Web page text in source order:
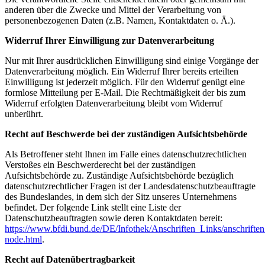
anderen über die Zwecke und Mittel der Verarbeitung von
personenbezogenen Daten (z.B. Namen, Kontaktdaten o. Ä.).
Widerruf Ihrer Einwilligung zur Datenverarbeitung
Nur mit Ihrer ausdrücklichen Einwilligung sind einige Vorgänge der
Datenverarbeitung möglich. Ein Widerruf Ihrer bereits erteilten
Einwilligung ist jederzeit möglich. Für den Widerruf genügt eine
formlose Mitteilung per E-Mail. Die Rechtmäßigkeit der bis zum
Widerruf erfolgten Datenverarbeitung bleibt vom Widerruf
unberührt.
Recht auf Beschwerde bei der zuständigen Aufsichtsbehörde
Als Betroffener steht Ihnen im Falle eines datenschutzrechtlichen
Verstoßes ein Beschwerderecht bei der zuständigen
Aufsichtsbehörde zu. Zuständige Aufsichtsbehörde bezüglich
datenschutzrechtlicher Fragen ist der Landesdatenschutzbeauftragte
des Bundeslandes, in dem sich der Sitz unseres Unternehmens
befindet. Der folgende Link stellt eine Liste der
Datenschutzbeauftragten sowie deren Kontaktdaten bereit:
https://www.bfdi.bund.de/DE/Infothek/Anschriften_Links/
node.html.
Recht auf Datenübertragbarkeit